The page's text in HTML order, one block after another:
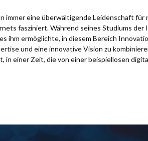
eine überwältigende Leidenschaft für
fasziniert. Während seines Studiums
ihm ermöglichte, in diesem Bereich
und eine innovative Vision zu
einer Zeit, die von einer beispiellosen